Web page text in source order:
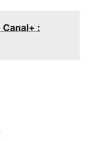
Canal+ :